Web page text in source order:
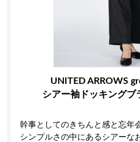
UNITED ARROWS
シアー袖ドッキングブ
幹事としてのきちんと感と忘年
シンプルさの中にあるシアーな